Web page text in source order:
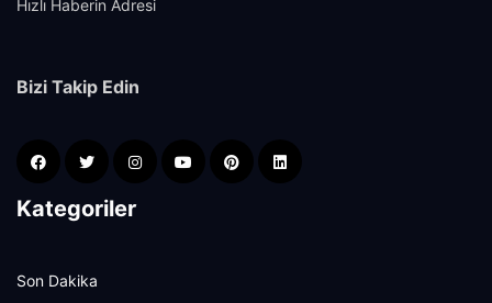
Hızlı Haberin Adresi
Bizi Takip Edin
Kategoriler
Son Dakika